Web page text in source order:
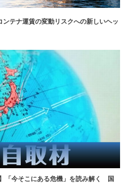
テナ運賃の変動リスクへの新しいヘッ
「今そこにある危機」を読み解く 国